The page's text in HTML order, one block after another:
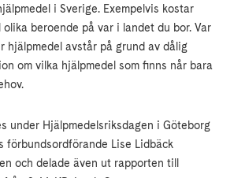
i Sverige. Exempelvis kostar
olika beroende på var i landet du bor. Var
hjälpmedel avstår på grund av dålig
om vilka hjälpmedel som finns når bara
under Hjälpmedelsriksdagen i Göteborg
förbundsordförande Lise Lidbäck
och delade även ut rapporten till